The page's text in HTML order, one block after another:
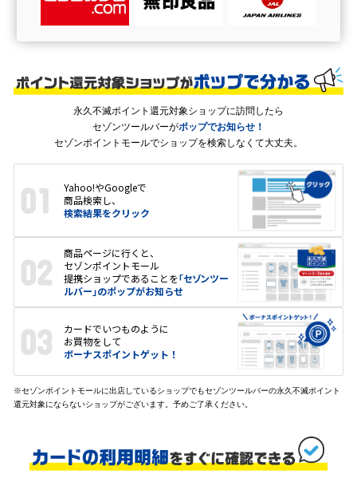
永久不滅ポイント還元対象ショップに訪問したら
セゾンツールバーがポップでお知らせ！
セゾンポイントモールでショップを検索しなくて大丈夫。
Yahoo!やGoogleで
商品検索し、
検索結果をクリック
商品ページに行くと、
セゾンポイントモール
提携ショップであることを「セゾンツー
ルバー」のポップがお知らせ
カードでいつものように
お買物をして
ボーナスポイントゲット！
※セゾンポイントモールに出店しているショップでもセゾンツールバーの永久不滅ポイント
還元対象にならないショップがございます。予めご了承ください。